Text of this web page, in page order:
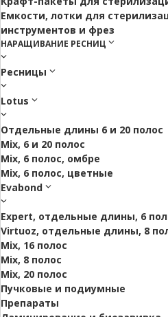
Емкости, лотки для
инструментов и фрез
НАРАЩИВАНИЕ РЕСНИЦ
Ресницы
Lotus
Отдельные длины 6 и 20 полос
Mix, 6 и 20 полос
Mix, 6 полос, омбре
Mix, 6 полос, цветные
Evabond
Expert, отдельные длины, 6
Virtuoz, отдельные длины, 8
Mix, 16 полос
Mix, 8 полос
Mix, 20 полос
Пучковые и подиумные
Препараты